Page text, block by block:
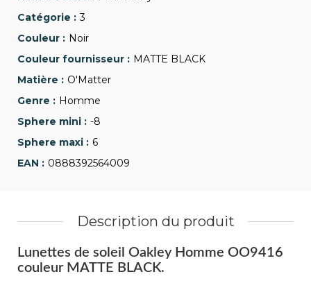
3
Noir
MATTE BLACK
O'Matter
Homme
-8
6
0888392564009
Description du produit
Lunettes de soleil Oakley Homme OO9416
couleur MATTE BLACK.